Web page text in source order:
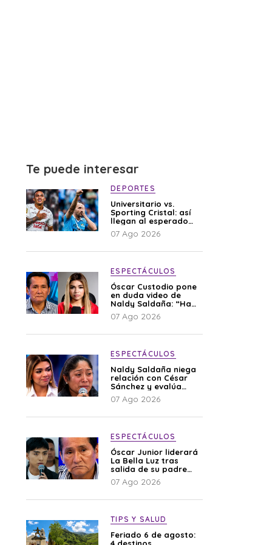
Te puede interesar
DEPORTES
Universitario vs.
Sporting Cristal: así
llegan al esperado
duelo
07 Ago 2026
ESPECTÁCULOS
Óscar Custodio pone
en duda video de
Naldy Saldaña: “Hay
cosas que de repente
se han editado”
07 Ago 2026
ESPECTÁCULOS
Naldy Saldaña niega
relación con César
Sánchez y evalúa
denunciar a su
esposa: “Es una
07 Ago 2026
ESPECTÁCULOS
Óscar Junior liderará
La Bella Luz tras
salida de su padre
por polémica con
Naldy Saldaña
07 Ago 2026
TIPS Y SALUD
Feriado 6 de agosto: